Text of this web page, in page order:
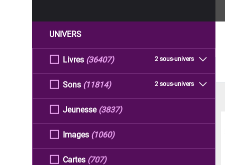
UNIVERS
Livres 2 sous-univers
(36407)
Sons 2 sous-univers
(11814)
Jeunesse (3837)
Images (1060)
Cartes (707)